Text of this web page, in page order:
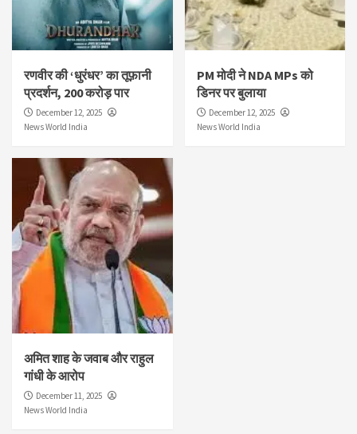
रणवीर की ‘धुरंधर’ का तूफ़ानी
प्रदर्शन, 200 करोड़ पार
December 12, 2025
News World India
PM मोदी ने NDA MPs को
डिनर पर बुलाया
December 12, 2025
News World India
अमित शाह के जवाब और राहुल
गांधी के आरोप
December 11, 2025
News World India